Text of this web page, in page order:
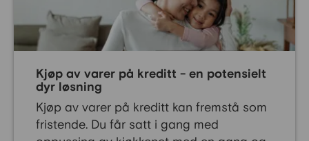
fylke.
Kjøp av varer på kreditt - en potensielt
dyr løsning
Kjøp av varer på kreditt kan fremstå som
fristende. Du får satt i gang med